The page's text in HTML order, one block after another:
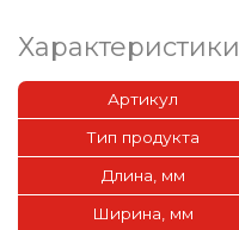
Характеристики
Артикул
Тип продукта
Длина, мм
Ширина, мм